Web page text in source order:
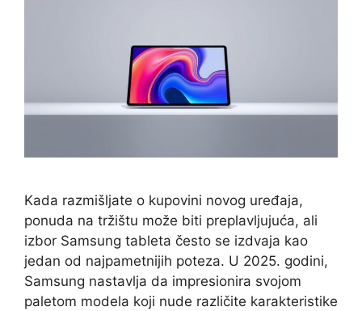
Kada razmišljate o kupovini novog uređaja,
ponuda na tržištu može biti preplavljujuća, ali
izbor Samsung tableta često se izdvaja kao
jedan od najpametnijih poteza. U 2025. godini,
Samsung nastavlja da impresionira svojom
paletom modela koji nude različite karakteristike